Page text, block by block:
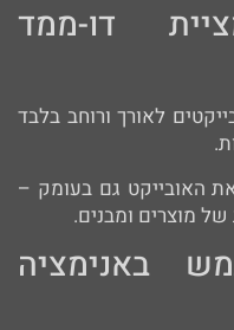
דו-ממד
לאורך ורוחב בלבד
האובייקט גם בעומק –
מוצרים ומבנים.
באנימציה